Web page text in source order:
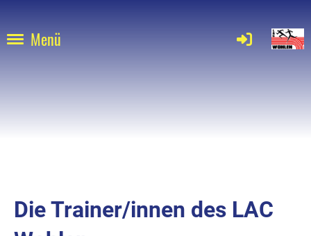
Menü
Die Trainer/innen des LAC